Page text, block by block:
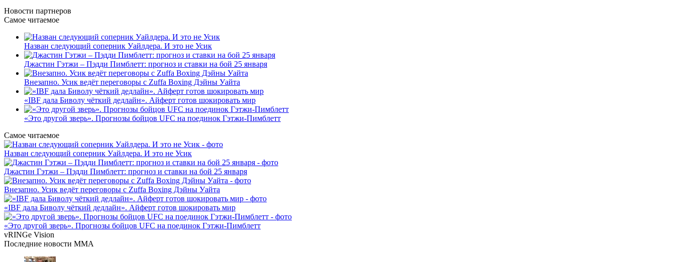
Новости партнеров
Самое читаемое
Назван следующий соперник Уайлдера. И это не Усик
Джастин Гэтжи – Пэдди Пимблетт: прогноз и ставки на бой 25 января
Внезапно. Усик ведёт переговоры с Zuffa Boxing Дэйны Уайта
«IBF дала Биволу чёткий дедлайн». Айферт готов шокировать мир
«Это другой зверь». Прогнозы бойцов UFC на поединок Гэтжи-Пимблетт
Самое читаемое
Назван следующий соперник Уайлдера. И это не Усик
Джастин Гэтжи – Пэдди Пимблетт: прогноз и ставки на бой 25 января
Внезапно. Усик ведёт переговоры с Zuffa Boxing Дэйны Уайта
«IBF дала Биволу чёткий дедлайн». Айферт готов шокировать мир
«Это другой зверь». Прогнозы бойцов UFC на поединок Гэтжи-Пимблетт
vRINGe Vision
Последние новости MMA